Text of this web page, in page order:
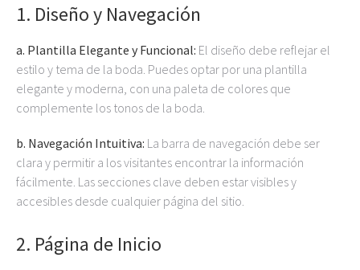
1. Diseño y Navegación
a. Plantilla Elegante y Funcional: El diseño debe reflejar el
estilo y tema de la boda. Puedes optar por una plantilla
elegante y moderna, con una paleta de colores que
complemente los tonos de la boda.
b. Navegación Intuitiva: La barra de navegación debe ser
clara y permitir a los visitantes encontrar la información
fácilmente. Las secciones clave deben estar visibles y
accesibles desde cualquier página del sitio.
2. Página de Inicio